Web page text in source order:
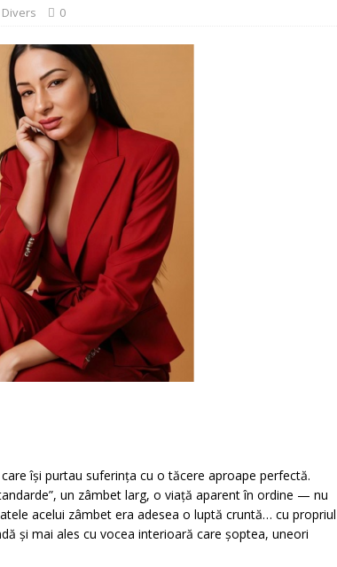
Divers 0
își purtau suferința cu o tăcere aproape perfectă.
un zâmbet larg, o viață aparent în ordine — nu
acelui zâmbet era adesea o luptă cruntă… cu propriul
și mai ales cu vocea interioară care șoptea, uneori